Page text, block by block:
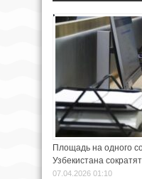
Площадь на одного
Узбекистана
07.04.2026 01:10